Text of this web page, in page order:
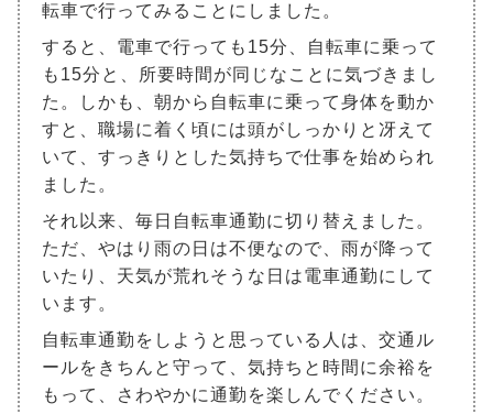
転車で行ってみることにしました。
すると、電車で行っても15分、自転車に乗って
も15分と、所要時間が同じなことに気づきまし
た。しかも、朝から自転車に乗って身体を動か
すと、職場に着く頃には頭がしっかりと冴えて
いて、すっきりとした気持ちで仕事を始められ
ました。
それ以来、毎日自転車通勤に切り替えました。
ただ、やはり雨の日は不便なので、雨が降って
いたり、天気が荒れそうな日は電車通勤にして
います。
自転車通勤をしようと思っている人は、交通ル
ールをきちんと守って、気持ちと時間に余裕を
もって、さわやかに通勤を楽しんでください。